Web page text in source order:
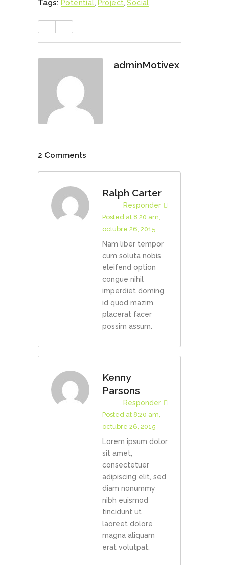
Tags: Potential Project Social
adminMotivex
2 Comments
Ralph Carter
Responder
Posted at 8:20 am,
octubre 26, 2015
Nam liber tempor
cum soluta nobis
eleifend option
congue nihil
imperdiet doming
id quod mazim
placerat facer
possim assum.
Kenny
Parsons
Responder
Posted at 8:20 am,
octubre 26, 2015
Lorem ipsum dolor
sit amet,
consectetuer
adipiscing elit, sed
diam nonummy
nibh euismod
tincidunt ut
laoreet dolore
magna aliquam
erat volutpat.